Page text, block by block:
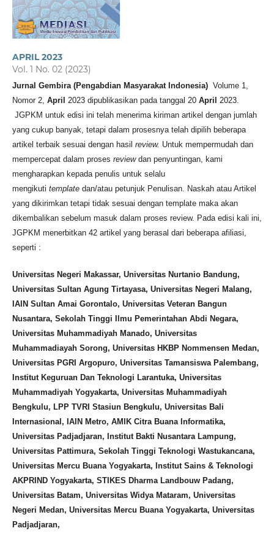
APRIL 2023
Vol. 1 No. 02 (2023)
Jurnal Gembira (Pengabdian Masyarakat Indonesia) Volume 1,
Nomor 2, April 2023 dipublikasikan pada tanggal 20 April
2023.
JGPKM untuk edisi ini telah menerima kiriman artikel dengan jumlah
yang cukup banyak, tetapi dalam prosesnya telah dipilih beberapa
artikel terbaik sesuai dengan hasil review. Untuk mempermudah dan
mempercepat dalam proses review dan penyuntingan, kami
mengharapkan kepada penulis untuk selalu
mengikuti template dan/atau petunjuk Penulisan. Naskah atau Artikel
yang dikirimkan tetapi tidak sesuai dengan template maka akan
dikembalikan sebelum masuk dalam proses review. Pada edisi kali ini,
JGPKM menerbitkan 42 artikel yang berasal dari beberapa afiliasi,
seperti :
Universitas Negeri Makassar, Universitas Nurtanio Bandung,
Universitas Sultan Agung Tirtayasa, Universitas Negeri Malang,
IAIN Sultan Amai Gorontalo, Universitas Veteran Bangun
Nusantara, Sekolah Tinggi Ilmu Pemerintahan Abdi Negara,
Universitas Muhammadiyah Manado, Universitas
Muhammadiayah Sorong, Universitas HKBP Nommensen Medan,
Universitas PGRI Argopuro, Universitas Tamansiswa Palembang,
Institut Keguruan Dan Teknologi Larantuka, Universitas
Muhammadiyah Yogyakarta, Universitas Muhammadiyah
Bengkulu, LPP TVRI Stasiun Bengkulu, Universitas Bali
Internasional, IAIN Metro, AMIK Citra Buana Informatika,
Universitas Padjadjaran, Institut Bakti Nusantara Lampung,
Universitas Pattimura, Sekolah Tinggi Teknologi Wastukancana,
Universitas Mercu Buana Yogyakarta, Institut Sains & Teknologi
AKPRIND Yogyakarta, STIKES Dharma Landbouw Padang,
Universitas Batam, Universitas Widya Mataram, Universitas
Negeri Medan, Universitas Mercu Buana Yogyakarta, Universitas
Padjadjaran,